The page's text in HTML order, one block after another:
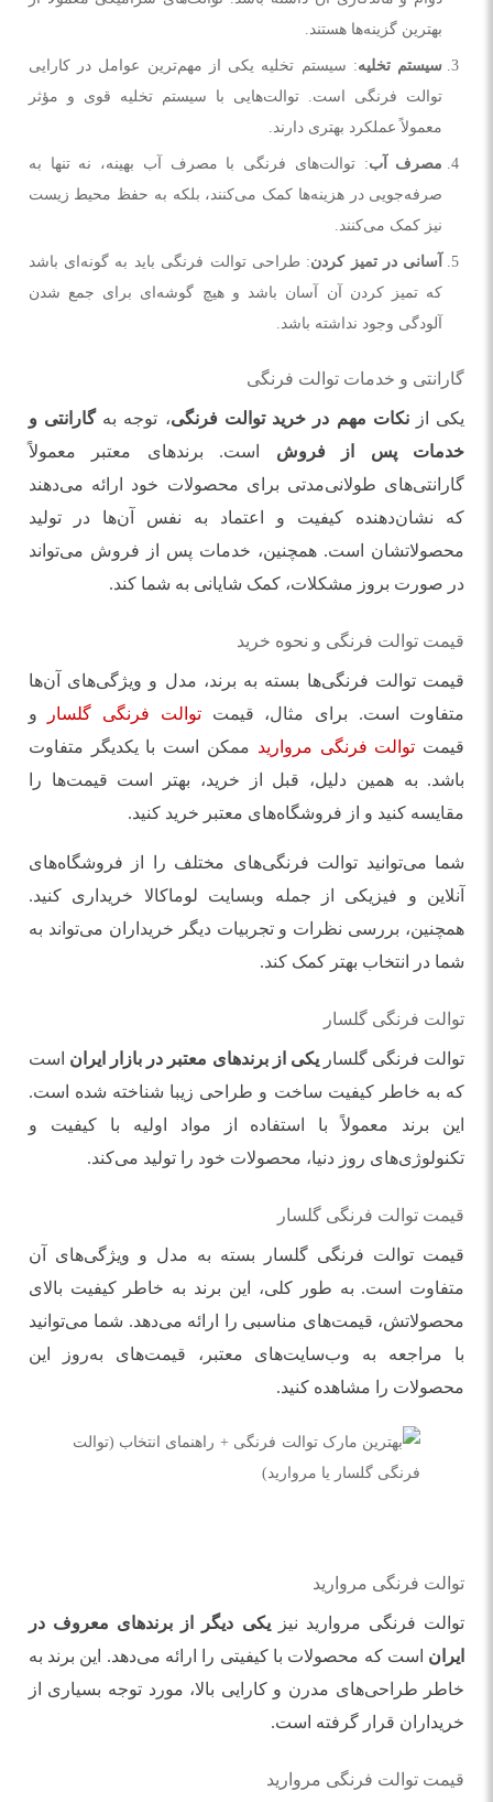
بهترین گزینه‌ها هستند.
سیستم تخلیه: سیستم تخلیه یکی از مهم‌ترین عوامل در کارایی
توالت فرنگی است. توالت‌هایی با سیستم تخلیه قوی و مؤثر
معمولاً عملکرد بهتری دارند.
مصرف آب: توالت‌های فرنگی با مصرف آب بهینه، نه تنها به
صرفه‌جویی در هزینه‌ها کمک می‌کنند، بلکه به حفظ محیط زیست
نیز کمک می‌کنند.
آسانی در تمیز کردن: طراحی توالت فرنگی باید به گونه‌ای باشد
که تمیز کردن آن آسان باشد و هیچ گوشه‌ای برای جمع شدن
آلودگی وجود نداشته باشد.
گارانتی و خدمات توالت فرنگی
یکی ازنکات مهم در خرید توالت فرنگی، توجه بهگارانتی و
خدمات پس از فروش است. برندهای معتبر معمولاً
گارانتی‌های طولانی‌مدتی برای محصولات خود ارائه می‌دهند
که نشان‌دهنده کیفیت و اعتماد به نفس آن‌ها در تولید
محصولاتشان است. همچنین، خدمات پس از فروش می‌تواند
در صورت بروز مشکلات، کمک شایانی به شما کند.
قیمت توالت فرنگی و نحوه خرید
قیمت توالت فرنگی‌ها بسته به برند، مدل و ویژگی‌های آن‌ها
متفاوت است. برای مثال، قیمتتوالت فرنگی گلسار
و
قیمت توالت فرنگی مروارید ممکن است با یکدیگر متفاوت
باشد. به همین دلیل، قبل از خرید، بهتر است قیمت‌ها را
مقایسه کنید و از فروشگاه‌های معتبر خرید کنید.
شما می‌توانید توالت فرنگی‌های مختلف را از فروشگاه‌های
آنلاین و فیزیکی از جمله وبسایت لوماکالا خریداری کنید.
همچنین، بررسی نظرات و تجربیات دیگر خریداران می‌تواند به
شما در انتخاب بهتر کمک کند.
توالت فرنگی گلسار
توالت فرنگی گلساریکی از برندهای معتبر در بازار ایران است
که به خاطر کیفیت ساخت و طراحی زیبا شناخته شده است.
این برند معمولاً با استفاده از مواد اولیه با کیفیت و
تکنولوژی‌های روز دنیا، محصولات خود را تولید می‌کند.
قیمت توالت فرنگی گلسار
قیمت توالت فرنگی گلسار بسته به مدل و ویژگی‌های آن
متفاوت است. به طور کلی، این برند به خاطر کیفیت بالای
محصولاتش، قیمت‌های مناسبی را ارائه می‌دهد. شما می‌توانید
با مراجعه به وب‌سایت‌های معتبر، قیمت‌های به‌روز این
محصولات را مشاهده کنید.
توالت فرنگی مروارید
توالت فرنگی مروارید نیزیکی دیگر از برندهای معروف در
ایران است که محصولات با کیفیتی را ارائه می‌دهد. این برند به
خاطر طراحی‌های مدرن و کارایی بالا، مورد توجه بسیاری از
خریداران قرار گرفته است.
قیمت توالت فرنگی مروارید